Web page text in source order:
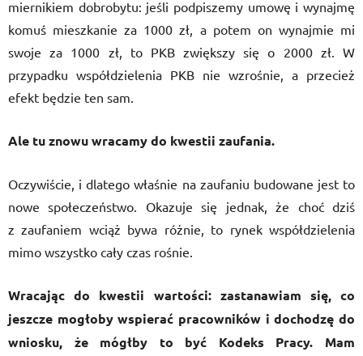
miernikiem dobrobytu: jeśli podpiszemy umowę i wynajmę
komuś mieszkanie za 1000 zł, a potem on wynajmie mi
swoje za 1000 zł, to PKB zwiększy się o 2000 zł. W
przypadku współdzielenia PKB nie wzrośnie, a przecież
efekt będzie ten sam.
Ale tu znowu wracamy do kwestii zaufania.
Oczywiście, i dlatego właśnie na zaufaniu budowane jest to
nowe społeczeństwo. Okazuje się jednak, że choć dziś
z zaufaniem wciąż bywa różnie, to rynek współdzielenia
mimo wszystko cały czas rośnie.
Wracając do kwestii wartości: zastanawiam się, co
jeszcze mogłoby wspierać pracowników i dochodzę do
wniosku, że mógłby to być Kodeks Pracy. Mam